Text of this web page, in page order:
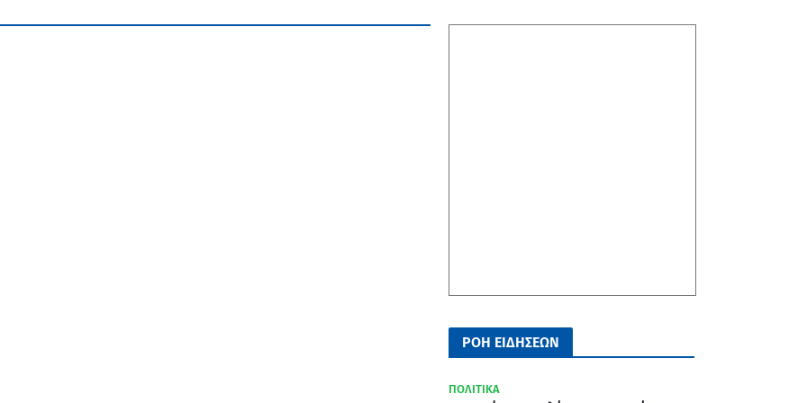
ΡΟΗ ΕΙΔΗΣΕΩΝ
ΠΟΛΙΤΙΚΑ